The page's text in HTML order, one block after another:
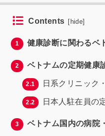
Contents [ hide]
1 健康診断に関わるベ
2 ベトナムの定期健康
2.1 日系クリニック
2.2 日本人駐在員の
3 ベトナム国内の病院